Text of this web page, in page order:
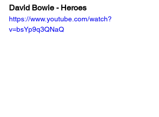
David Bowie - Heroes
https://www.youtube.com/watch?
v=bsYp9q3QNaQ